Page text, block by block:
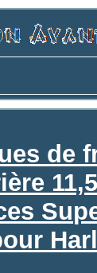
de